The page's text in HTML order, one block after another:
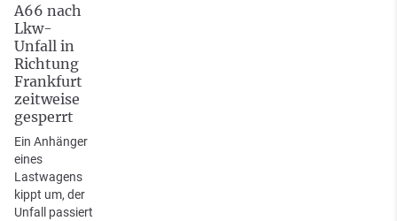
A66 nach
Lkw-
Unfall in
Richtung
Frankfurt
zeitweise
gesperrt
Ein Anhänger
eines
Lastwagens
kippt um, der
Unfall passiert